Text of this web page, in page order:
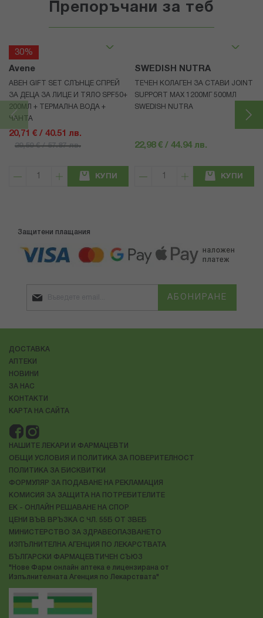
Препоръчани за теб
30%
Avene
АВЕН GIFT SET СЛЪНЦЕ СПРЕЙ
ЗА ДЕЦА ЗА ЛИЦЕ И ТЯЛО SPF50+
200МЛ + ТЕРМАЛНА ВОДА +
ЧАНТА
20,71 € / 40.51 лв.
29,59 € / 57.87 лв.
КУПИ
SWEDISH NUTRA
ТЕЧЕН КОЛАГЕН ЗА СТАВИ JOINT
SUPPORT MAX 1200МГ 500МЛ
SWEDISH NUTRA
22,98 € / 44.94 лв.
КУПИ
Защитени плащания
АБОНИРАНЕ
ДОСТАВКА
АПТЕКИ
НОВИНИ
ЗА НАС
КОНТАКТИ
КАРТА НА САЙТА
НАШИТЕ ЛЕКАРИ И ФАРМАЦЕВТИ
ОБЩИ УСЛОВИЯ И ПОЛИТИКА ЗА ПОВЕРИТЕЛНОСТ
ПОЛИТИКА ЗА БИСКВИТКИ
ФОРМУЛЯР ЗА ПОДАВАНЕ НА РЕКЛАМАЦИЯ
КОМИСИЯ ЗА ЗАЩИТА НА ПОТРЕБИТЕЛИТЕ
ЕК - ОНЛАЙН РЕШАВАНЕ НА СПОР
ЦЕНИ ВЪВ ВРЪЗКА С ЧЛ. 55Б ОТ ЗВЕБ
МИНИСТЕРСТВО ЗА ЗДРАВЕОПАЗВАНЕТО
ИЗПЪЛНИТЕЛНА АГЕНЦИЯ ПО ЛЕКАРСТВАТА
БЪЛГАРСКИ ФАРМАЦЕВТИЧЕН СЪЮЗ
"Нове Фарм онлайн аптека е лицензирана от
Изпълнителната Агенция по Лекарствата"